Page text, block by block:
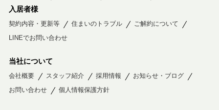
入居者様
契約内容・更新等 住まいのトラブル
ご解約について
LINEでお問い合わせ
当社について
会社概要 スタッフ紹介 採用情報
お知らせ・ブログ
お問い合わせ
個人情報保護方針